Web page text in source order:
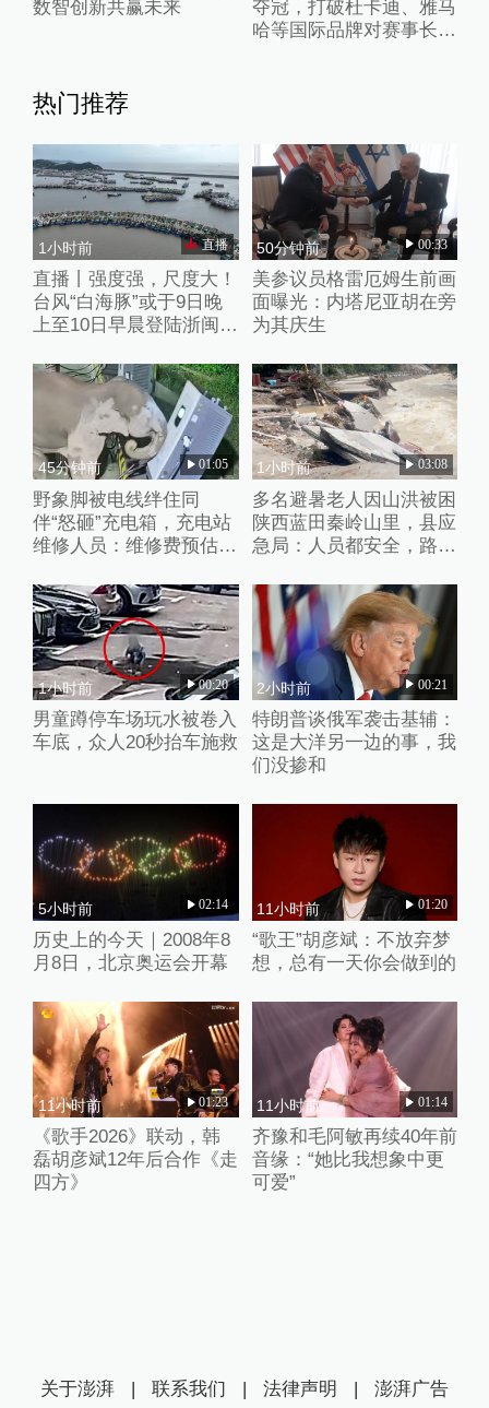
数智创新共赢未来
夺冠，打破杜卡迪、雅马
哈等国际品牌对赛事长期
热门推荐
1小时前 直播
直播丨强度强，尺度大！
台风“白海豚”或于9日晚
上至10日早晨登陆浙闽沿
50分钟前 00:33
美参议员格雷厄姆生前画
面曝光：内塔尼亚胡在旁
为其庆生
45分钟前 01:05
野象脚被电线绊住同
伴“怒砸”充电箱，充电站
维修人员：维修费预估2
1小时前 03:08
多名避暑老人因山洪被困
陕西蓝田秦岭山里，县应
急局：人员都安全，路暂
1小时前 00:20
男童蹲停车场玩水被卷入
车底，众人20秒抬车施救
2小时前 00:21
特朗普谈俄军袭击基辅：
这是大洋另一边的事，我
们没掺和
5小时前 02:14
历史上的今天｜2008年8
月8日，北京奥运会开幕
11小时前 01:20
“歌王”胡彦斌：不放弃梦
想，总有一天你会做到的
11小时前 01:23
《歌手2026》联动，韩
磊胡彦斌12年后合作《走
四方》
11小时前 01:14
齐豫和毛阿敏再续40年前
音缘：“她比我想象中更
可爱”
关于澎湃 | 联系我们 | 法律声明 | 澎湃广告